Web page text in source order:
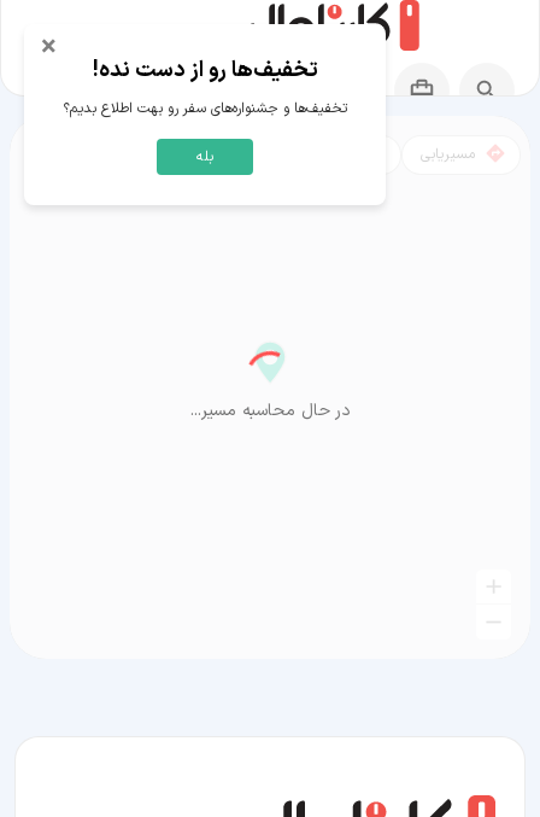
مسیریابی
در حال محاسبه مسیر...
× تخفیف‌ها رو از دست نده!
تخفیف‌ها و جشنواره‌های سفر رو بهت اطلاع بدیم؟
بله